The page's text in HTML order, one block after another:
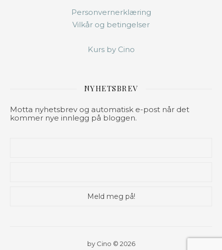
Personvernerklæring
Vilkår og betingelser
Kurs by Cino
NYHETSBREV
Motta nyhetsbrev og automatisk e-post når det
kommer nye innlegg på bloggen.
by Cino © 2026